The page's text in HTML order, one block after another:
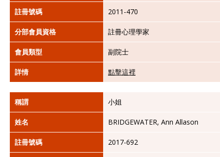
註冊號碼 2011-470
分部會員資格 註冊心理學家
會員類型 副院士
詳情 點擊這裡
稱謂 小姐
姓名 BRIDGEWATER, Ann Allason
註冊號碼 2017-692